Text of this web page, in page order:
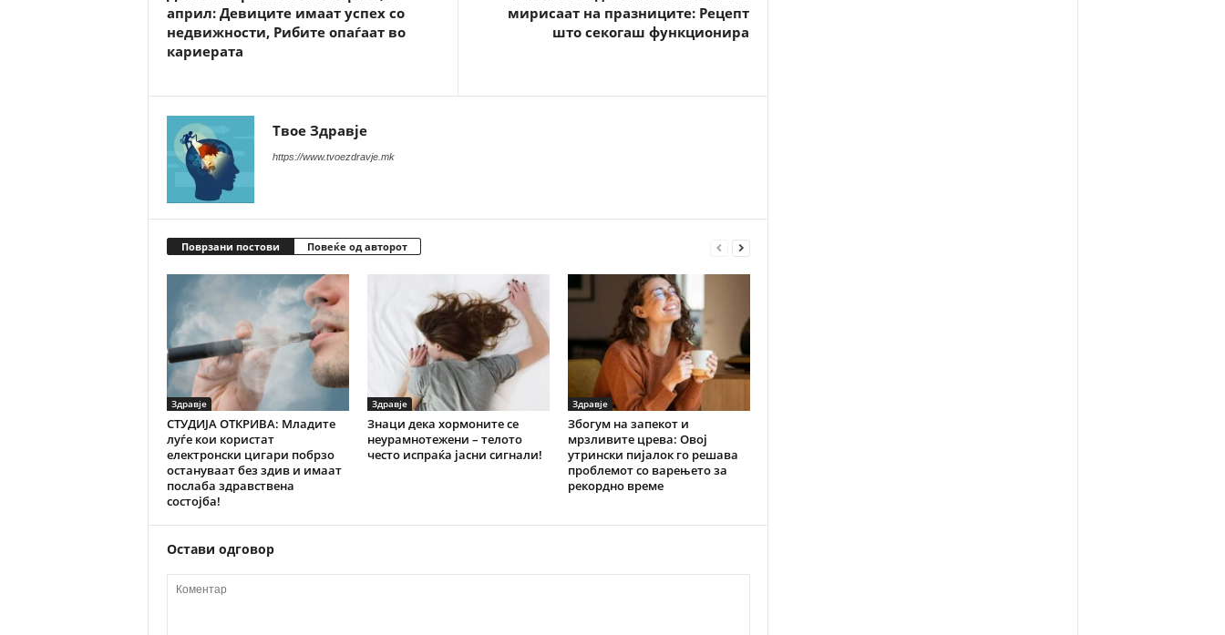
април: Девиците имаат успех со
недвижности, Рибите опаѓаат во
кариерата
мирисаат на празниците: Рецепт
што секогаш функционира
Твое Здравје
https://www.tvoezdravje.mk
Поврзани постови Повеќе од авторот
Здравје
СТУДИЈА ОТКРИВА: Младите
луѓе кои користат
електронски цигари побрзо
остануваат без здив и имаат
послаба здравствена
состојба!
Здравје
Знаци дека хормоните се
неурамнотежени – телото
често испраќа јасни сигнали!
Здравје
Збогум на запекот и
мрзливите црева: Овој
утрински пијалок го решава
проблемот со варењето за
рекордно време
Остави одговор